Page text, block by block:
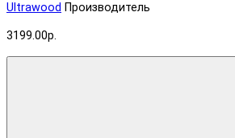
Ultrawood Производитель
3199.00р.